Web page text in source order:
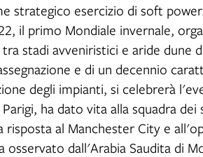
strategico esercizio di soft
il primo Mondiale invernale,
stadi avveniristici e aride dune
e di un decennio
degli impianti, si celebrerà
ha dato vita alla squadra dei
risposta al Manchester City e
dall'Arabia Saudita di